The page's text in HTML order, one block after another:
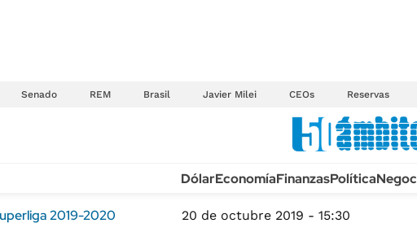
Senado REM Brasil Javier Milei CEOs Reservas
Real Estate
TECNOLOGÍA
MÉXICO
DólarEconomíaFinanzasPolítica
2019-2020 20 de octubre 2019 - 15:30